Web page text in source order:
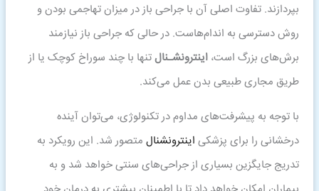
بپردازند. تفاوت اصلی آن با جراحی باز در میزان تهاجمی بودن و
روش دسترسی به اندام‌هاست. در حالی که جراحی باز نیازمند
برش‌های بزرگ است،اینترونشـنالتنها با چند سوراخ کوچک یا از
طریق مجاری طبیعی بدن عمل می‌کند.
با توجه به پیشرفت‌های مداوم در تکنولوژی، می‌توان آینده
درخشانی را برای پزشکی اینترونشنال متصور شد. این رویکرد به
تدریج جایگزین بسیاری از جراحی‌های سنتی خواهد شد و به